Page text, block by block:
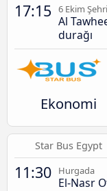
17:15 6 Ekim Şehri
Al
durağı
Ekonomi
Star Bus Egypt
11:30 Hurgada
El-Nasr